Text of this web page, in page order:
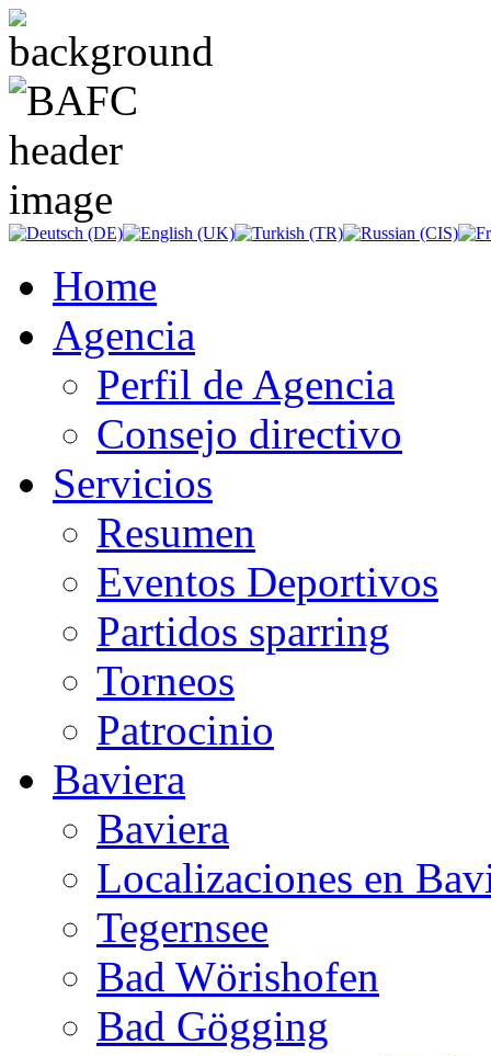
Home
Agencia
Perfil de Agencia
Consejo directivo
Servicios
Resumen
Eventos Deportivos
Partidos sparring
Torneos
Patrocinio
Baviera
Baviera
Localizaciones en
Tegernsee
Bad Wörishofen
Bad Gögging